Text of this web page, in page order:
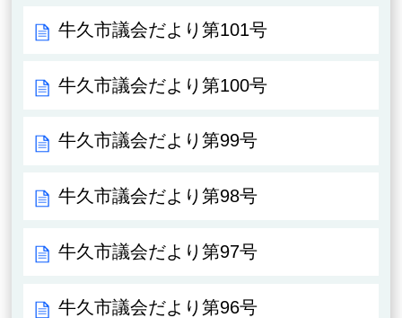
牛久市議会だより第101号
牛久市議会だより第100号
牛久市議会だより第99号
牛久市議会だより第98号
牛久市議会だより第97号
牛久市議会だより第96号